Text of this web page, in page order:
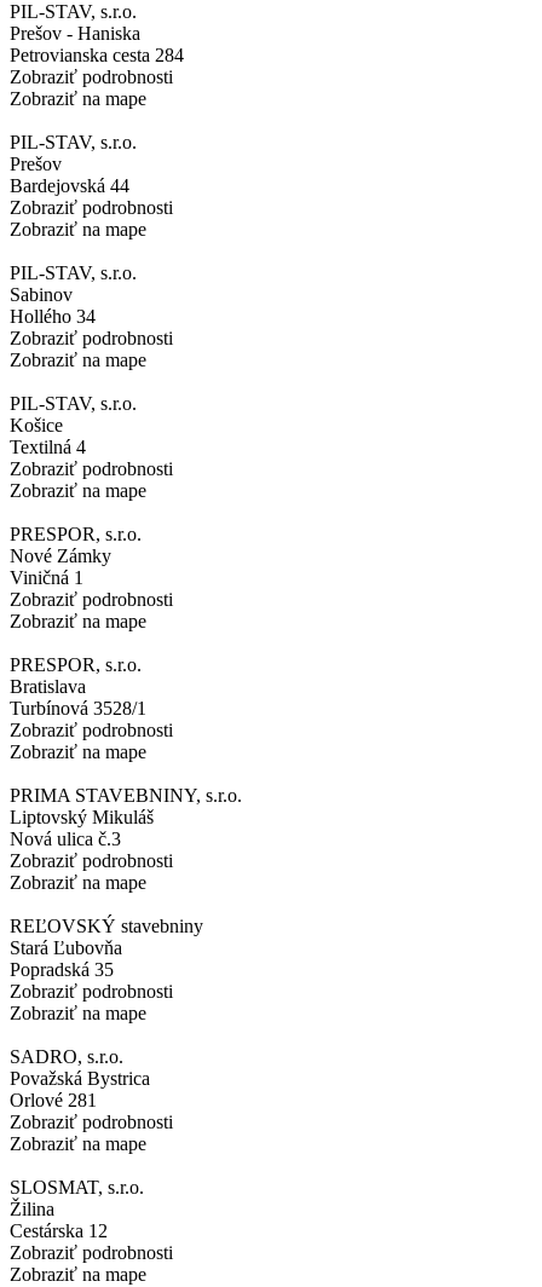
PIL-STAV, s.r.o.
Prešov - Haniska
Petrovianska cesta 284
Zobraziť podrobnosti
Zobraziť na mape
PIL-STAV, s.r.o.
Prešov
Bardejovská 44
Zobraziť podrobnosti
Zobraziť na mape
PIL-STAV, s.r.o.
Sabinov
Hollého 34
Zobraziť podrobnosti
Zobraziť na mape
PIL-STAV, s.r.o.
Košice
Textilná 4
Zobraziť podrobnosti
Zobraziť na mape
PRESPOR, s.r.o.
Nové Zámky
Viničná 1
Zobraziť podrobnosti
Zobraziť na mape
PRESPOR, s.r.o.
Bratislava
Turbínová 3528/1
Zobraziť podrobnosti
Zobraziť na mape
PRIMA STAVEBNINY, s.r.o.
Liptovský Mikuláš
Nová ulica č.3
Zobraziť podrobnosti
Zobraziť na mape
REĽOVSKÝ stavebniny
Stará Ľubovňa
Popradská 35
Zobraziť podrobnosti
Zobraziť na mape
SADRO, s.r.o.
Považská Bystrica
Orlové 281
Zobraziť podrobnosti
Zobraziť na mape
SLOSMAT, s.r.o.
Žilina
Cestárska 12
Zobraziť podrobnosti
Zobraziť na mape